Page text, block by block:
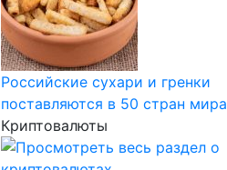
Российские сухари и гренки
поставляются в 50 стран мира
Криптовалюты